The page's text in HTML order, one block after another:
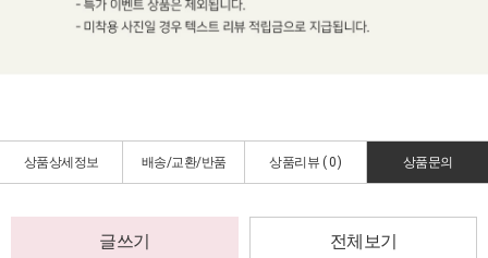
상품상세정보 배송/교환/반품 상품리뷰 (0) 상품문의
글쓰기 전체보기